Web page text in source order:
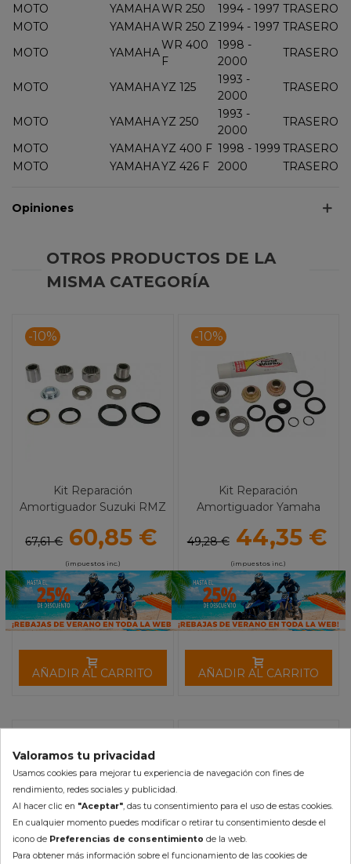
MOTO
YAMAHAWR 250 1994 - 1997 TRASERO
MOTO
YAMAHAWR 250 Z1994 - 1997 TRASERO
MOTO
YAMAHA
WR 400
F
1998 -
2000
TRASERO
MOTO YAMAHAYZ 125
1993 -
2000
TRASERO
MOTO YAMAHAYZ 250
1993 -
2000
TRASERO
MOTO
YAMAHAYZ 400 F 1998 - 1999 TRASERO
MOTO
YAMAHAYZ 426 F 2000 TRASERO
Opiniones
OTROS PRODUCTOS DE LA
MISMA CATEGORÍA
-10%
Kit Reparación
Amortiguador Suzuki RMZ
WORKS
67,61 € 60,85 €
(impuestos inc.)
AÑADIR AL CARRITO
-10%
Kit Reparación
Amortiguador Yamaha
PIVOT WORKS
49,28 € 44,35 €
(impuestos inc.)
AÑADIR AL CARRITO
Valoramos tu privacidad
Usamos cookies para mejorar tu experiencia de navegación con fines de
rendimiento, redes sociales y publicidad.
Al hacer clic en "Aceptar" , das tu consentimiento para el uso de estas cookies.
En cualquier momento puedes modificar o retirar tu consentimiento desde el
icono de Preferencias de consentimiento de la web.
Para obtener más información sobre el funcionamiento de las cookies de